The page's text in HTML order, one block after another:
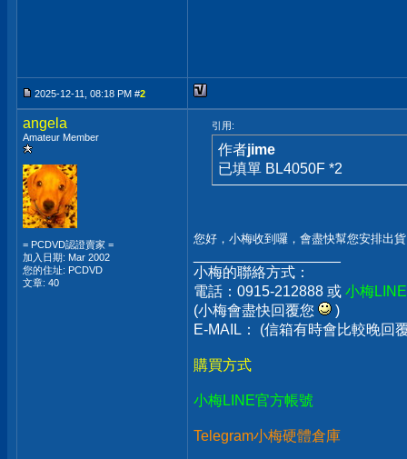
2025-12-11, 08:18 PM #2
angela
Amateur Member
= PCDVD認證賣家 =
加入日期: Mar 2002
您的住址: PCDVD
文章: 40
引用:
作者jime
已填單 BL4050F *2
您好，小梅收到囉，會盡快幫您安排出
小梅的聯絡方式：
電話：0915-212888 或 小梅
(小梅會盡快回覆您
)
E-MAIL： (信箱有時會比較晚回
購買方式
小梅LINE官方帳號
Telegram小梅硬體倉庫